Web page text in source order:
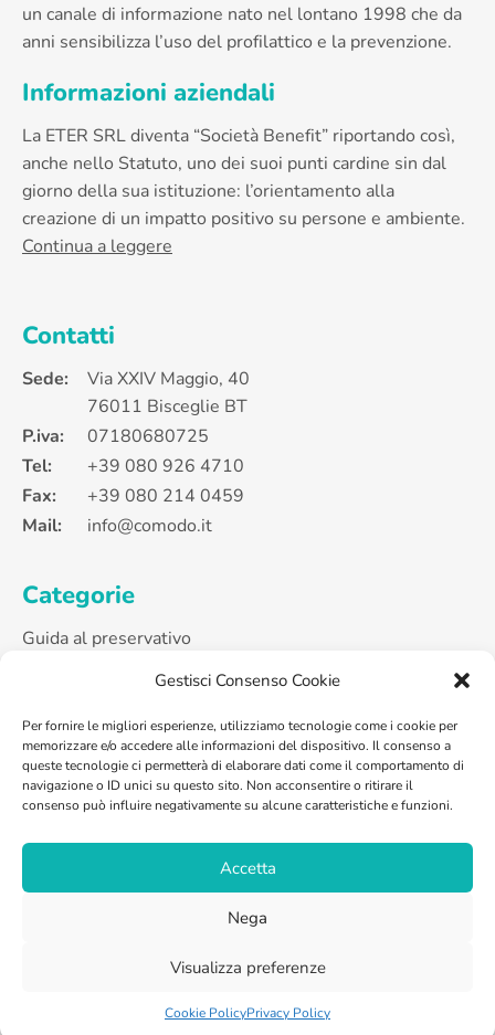
Gestisci Consenso Cookie
Per fornire le migliori esperienze, utilizziamo tecnologie come i cookie per
memorizzare e/o accedere alle informazioni del dispositivo. Il consenso a
queste tecnologie ci permetterà di elaborare dati come il comportamento di
navigazione o ID unici su questo sito. Non acconsentire o ritirare il
consenso può influire negativamente su alcune caratteristiche e funzioni.
Accetta
Nega
Visualizza preferenze
Cookie PolicyPrivacy Policy
un canale di informazione nato nel lontano 1998 che da
anni sensibilizza l’uso del profilattico e la prevenzione.
Informazioni aziendali
La ETER SRL diventa “Società Benefit” riportando così,
anche nello Statuto, uno dei suoi punti cardine sin dal
giorno della sua istituzione: l’orientamento alla
creazione di un impatto positivo su persone e ambiente.
Continua a leggere
Contatti
Sede:
Via XXIV Maggio, 40
76011 Bisceglie BT
P.iva:
07180680725
Tel:
+39 080 926 4710
Fax:
+39 080 214 0459
Mail:
info@comodo.it
Categorie
Guida al preservativo
Sessualità Femminile
Sessualità di coppia
Sessualità Lgbtq
Aids e Mts
Curiosità
-Cookie policy